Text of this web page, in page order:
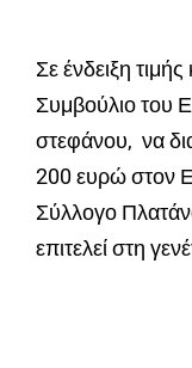
Σε ένδειξη
Συμβούλιο του
στεφάνου, να
200 ευρώ στον
Σύλλογο
επιτελεί στη